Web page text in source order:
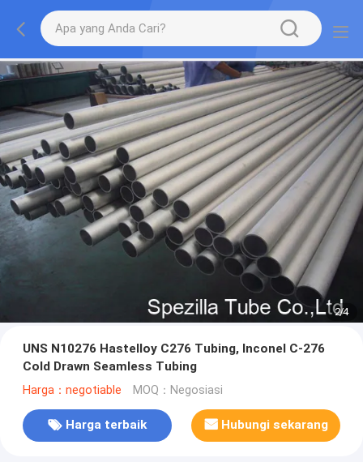
2/4
UNS N10276 Hastelloy C276 Tubing, Inconel C-276
Cold Drawn Seamless Tubing
Harga：negotiable MOQ：Negosiasi
Harga terbaik Hubungi sekarang